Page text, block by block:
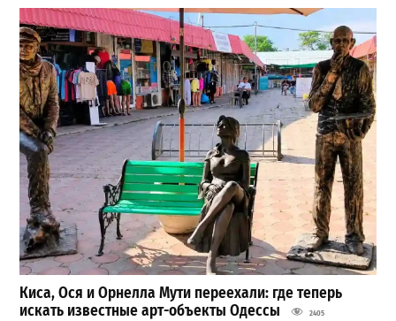
Киса, Ося и Орнелла Мути переехали: где теперь
искать известные арт-объекты Одессы
2405